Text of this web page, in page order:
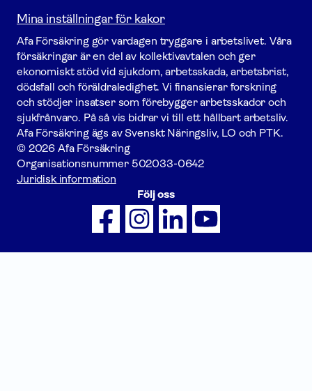
Mina inställningar för kakor
Afa För­säkring gör vardagen tryggare i arbetslivet. Våra
försäk­ringar är en del av kollektivavtalen och ger
ekonomiskt stöd vid sjukdom, arbetsskada, arbetsbrist,
dödsfall och föräldraledighet. Vi finansierar forskning
och stödjer insatser som förebygger arbets­skador och
sjukfrånvaro. På så vis bidrar vi till ett hållbart arbetsliv.
Afa För­säkring ägs av Svenskt Näringsliv, LO och PTK.
© 2026 Afa Försäkring
Organisationsnummer 502033-0642
Juridisk information
Följ oss